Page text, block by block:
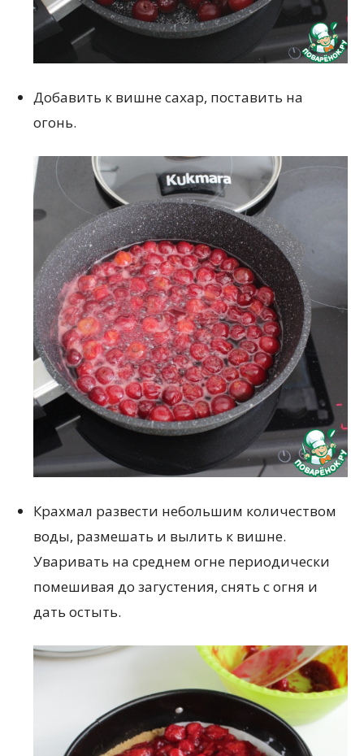
Добавить к вишне сахар, поставить на
огонь.
Крахмал развести небольшим количеством
воды, размешать и вылить к вишне.
Уваривать на среднем огне периодически
помешивая до загустения, снять с огня и
дать остыть.